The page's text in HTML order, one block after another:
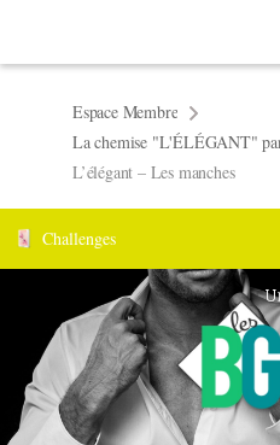
Espace Membre
L’élégant – Les manches
Challenges